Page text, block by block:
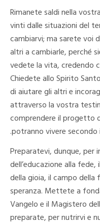
Rimanete saldi nella
vinti dalle situazioni del
cambiarvi; ma sarete voi
altri a cambiarle, perché
vedete la vita, credendo
Chiedete allo Spirito
di aiutare gli altri e
attraverso la vostra
comprendere il progetto
potranno vivere secondo
Preparatevi, dunque, per
dell’educazione alla
della gioia, il campo della
speranza. Mettete a
Vangelo e il Magistero
preparate, per nutrirvi e